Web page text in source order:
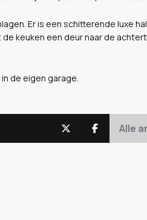
Er is een schitterende luxe
keuken een deur naar de
de eigen garage.
Alle